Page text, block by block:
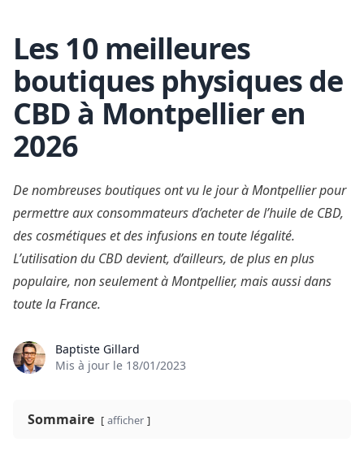
Skip to content
Les 10 meilleures
boutiques physiques de
CBD à Montpellier en
2026
De nombreuses boutiques ont vu le jour à Montpellier pour
permettre aux consommateurs d’acheter de l’huile de CBD,
des cosmétiques et des infusions en toute légalité.
L’utilisation du CBD devient, d’ailleurs, de plus en plus
populaire, non seulement à Montpellier, mais aussi dans
toute la France.
Baptiste Gillard
Mis à jour le 18/01/2023
Sommaire afficher